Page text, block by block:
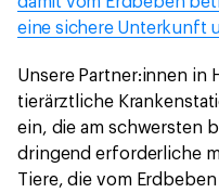
eine sichere Unterkunft
Unsere Partner:innen in
tierärztliche
ein, die am schwersten
dringend erforderliche
Tiere, die vom